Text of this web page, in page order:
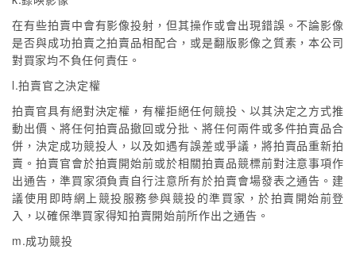
在有些拍賣中會有影像投射，但其操作或會出現錯誤。不論影像
是否與成功拍賣之拍賣品相配合，或是翻版影像之質素，本公司
對買家均不負任何責任。
l.拍賣官之決定權
拍賣官具有絕對決定權，有權拒絕任何競投、以其決定之方式推
動出價、將任何拍賣品撤回或分批、將任何兩件或多件拍賣品合
併，決定成功競投人，以及如遇有誤差或爭議，將拍賣品重新拍
賣。拍賣官會於拍賣開始前或於相關拍賣品競標前對注意事項作
出通告，準買家須負責自行注意所有於拍賣會場發表之通告。建
議使用即時網上競投服務參與競投的準買家，於拍賣開始前登
入，以確保準買家得知拍賣開始前所作出之通告。
m.成功競投